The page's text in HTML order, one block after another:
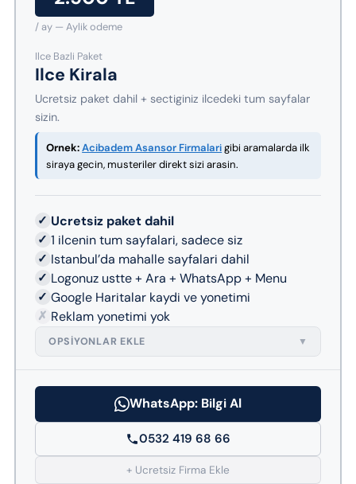
/ ay — Aylik odeme
Ilce Bazli Paket
Ilce Kirala
Ucretsiz paket dahil + sectiginiz ilcedeki tum sayfalar
sizin.
Ornek:Acibadem Asansor Firmalarigibi aramalarda ilk
siraya gecin, musteriler direkt sizi arasin.
✓ Ucretsiz paket dahil
✓ 1 ilcenin tum sayfalari, sadece siz
✓ Istanbul’da mahalle sayfalari dahil
✓ Logonuz ustte + Ara + WhatsApp + Menu
✓ Google Haritalar kaydi ve yonetimi
✗ Reklam yonetimi yok
OPSIYONLAR EKLE ▼
WhatsApp: Bilgi Al
0532 419 68 66
+ Ucretsiz Firma Ekle